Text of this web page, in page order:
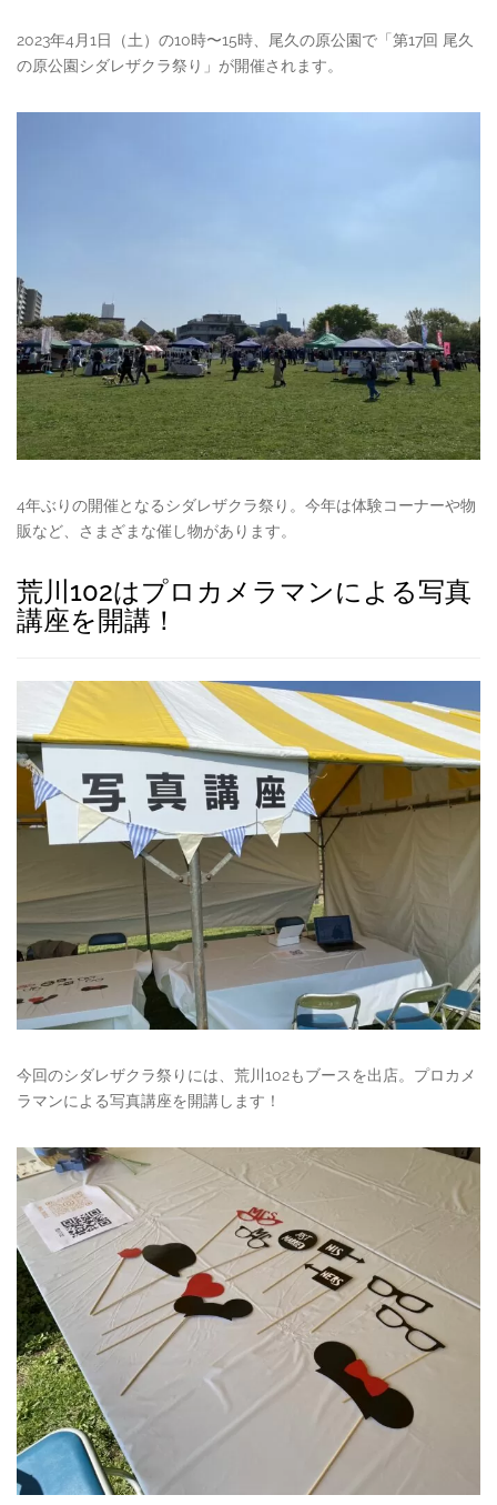
2023年4月1日（土）の10時〜15時、尾久の原公園で「第17回 尾久
の原公園シダレザクラ祭り」が開催されます。
4年ぶりの開催となるシダレザクラ祭り。今年は体験コーナーや物
販など、さまざまな催し物があります。
荒川102はプロカメラマンによる写真
講座を開講！
今回のシダレザクラ祭りには、荒川102もブースを出店。プロカメ
ラマンによる写真講座を開講します！